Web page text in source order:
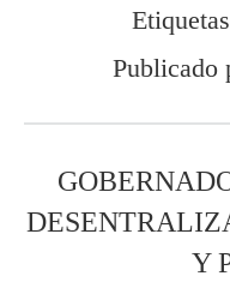
Publicado
Y